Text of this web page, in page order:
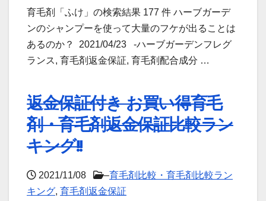
育毛剤「ふけ」の検索結果 177 件 ハーブガーデ
ンのシャンプーを使って大量のフケが出ることは
あるのか？ 2021/04/23 -ハーブガーデンフレグ
ランス, 育毛剤返金保証, 育毛剤配合成分 …
返金保証付き お買い得育毛
剤・育毛剤返金保証比較ラン
キング!!
2021/11/08 –育毛剤比較・育毛剤比較ラン
キング, 育毛剤返金保証